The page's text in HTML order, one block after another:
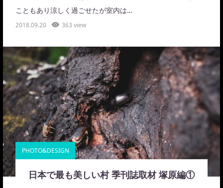
こともあり涼しく過ごせたが室内は…
2018.09.20 363 view
PHOTO&DESIGN
日本で最も美しい村 季刊誌取材 塚原編①